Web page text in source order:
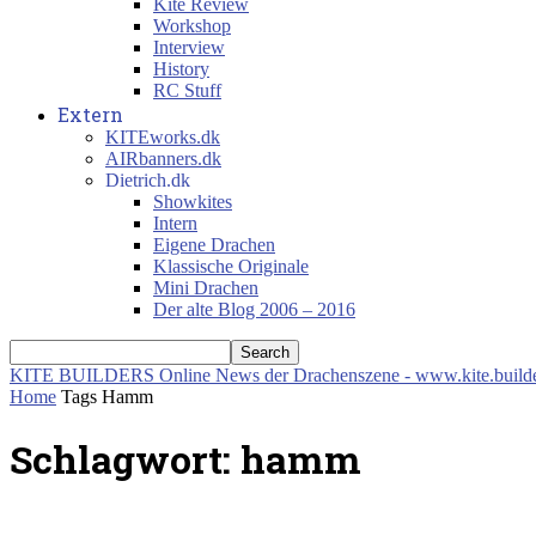
Kite Review
Workshop
Interview
History
RC Stuff
Extern
KITEworks.dk
AIRbanners.dk
Dietrich.dk
Showkites
Intern
Eigene Drachen
Klassische Originale
Mini Drachen
Der alte Blog 2006 – 2016
KITE BUILDERS Online News der Drachenszene -
Home Tags Hamm
Schlagwort: hamm